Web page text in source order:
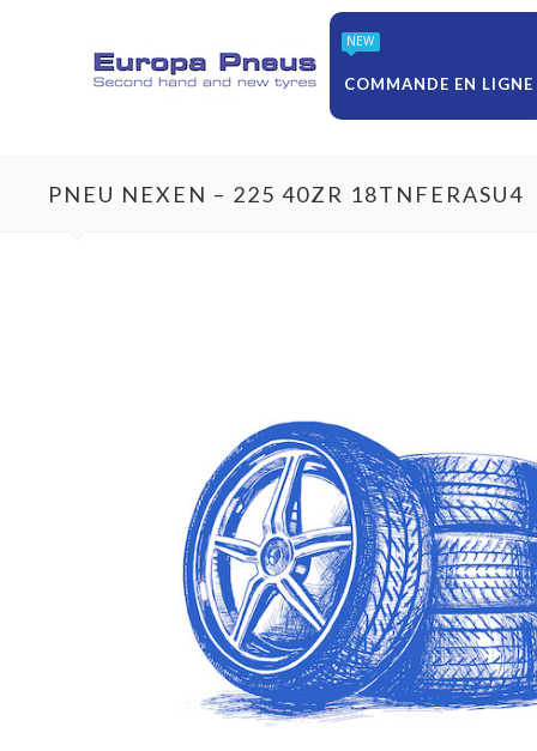
NEW
COMMANDE EN LIGNE
PNEU NEXEN – 225 40ZR 18TNFERASU4